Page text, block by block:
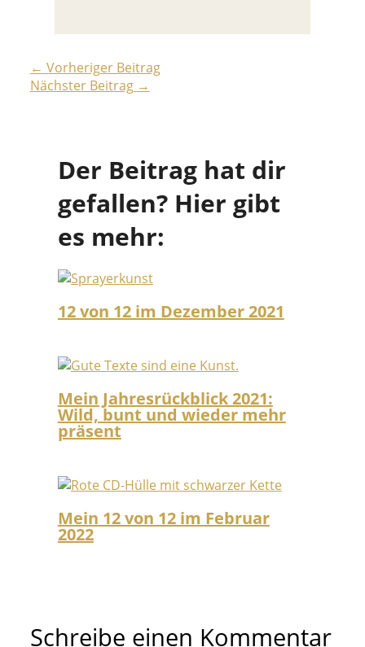
← Vorheriger Beitrag
Nächster Beitrag →
Der Beitrag hat dir
gefallen? Hier gibt
es mehr:
12 von 12 im Dezember 2021
Mein Jahresrückblick 2021:
Wild, bunt und wieder mehr
präsent
Mein 12 von 12 im Februar
2022
Schreibe einen Kommentar